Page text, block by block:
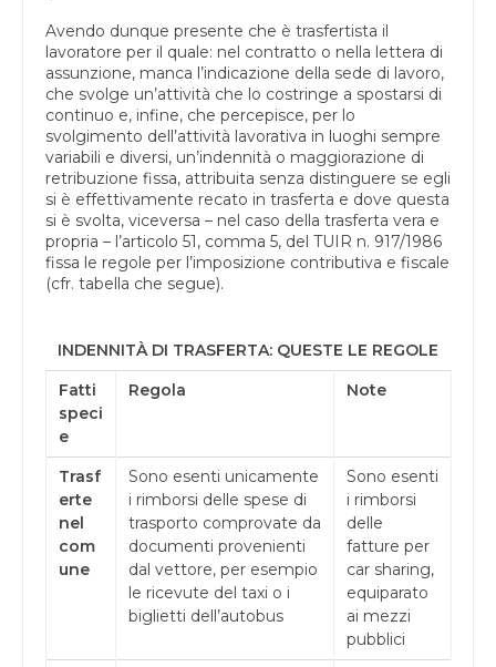
Avendo dunque presente che è trasfertista il
lavoratore per il quale: nel contratto o nella lettera di
assunzione, manca l’indicazione della sede di lavoro,
che svolge un’attività che lo costringe a spostarsi di
continuo e, infine, che percepisce, per lo
svolgimento dell’attività lavorativa in luoghi sempre
variabili e diversi, un’indennità o maggiorazione di
retribuzione fissa, attribuita senza distinguere se egli
si è effettivamente recato in trasferta e dove questa
si è svolta, viceversa – nel caso della trasferta vera e
propria – l’articolo 51, comma 5, del TUIR n. 917/1986
fissa le regole per l’imposizione contributiva e fiscale
(cfr. tabella che segue).
INDENNITÀ DI TRASFERTA: QUESTE LE REGOLE
Fatti
speci
e
Regola Note
Trasf
erte
nel
com
une
Sono esenti unicamente
i rimborsi delle spese di
trasporto comprovate da
documenti provenienti
dal vettore, per esempio
le ricevute del taxi o i
biglietti dell’autobus
Sono esenti
i rimborsi
delle
fatture per
car sharing,
equiparato
ai mezzi
pubblici